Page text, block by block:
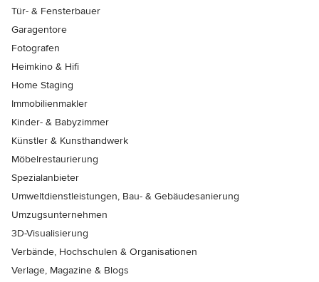
Tür- & Fensterbauer
Garagentore
Fotografen
Heimkino & Hifi
Home Staging
Immobilienmakler
Kinder- & Babyzimmer
Künstler & Kunsthandwerk
Möbelrestaurierung
Spezialanbieter
Umweltdienstleistungen, Bau- & Gebäudesanierung
Umzugsunternehmen
3D-Visualisierung
Verbände, Hochschulen & Organisationen
Verlage, Magazine & Blogs